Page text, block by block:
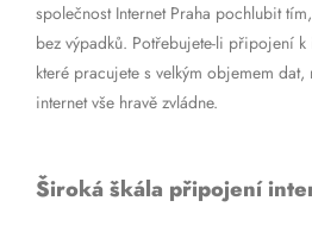
společnost Internet Praha pochlubit
bez výpadků. Potřebujete-li připojení
které pracujete s velkým objemem
internet vše hravě zvládne.
Široká škála připojení